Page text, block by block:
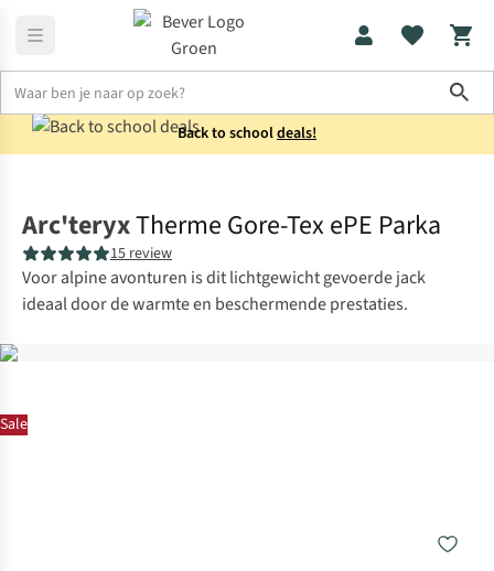
Back to schooldeals!
Sale
Arc'teryxTherme Gore-Tex ePE Parka
15 review
Voor alpine avonturen is dit lichtgewicht gevoerde jack
ideaal door de warmte en beschermende prestaties.